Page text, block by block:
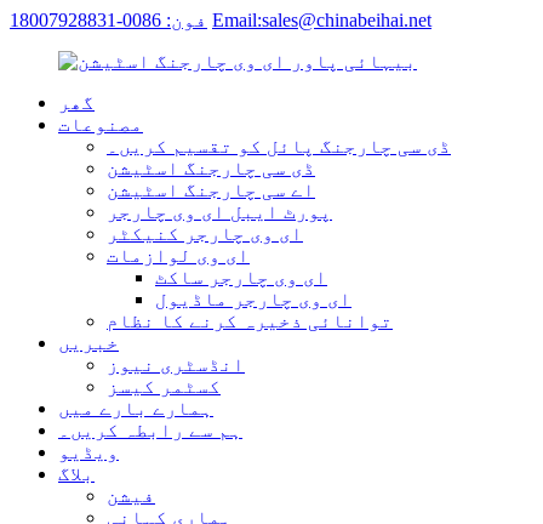
فون: 0086-18007928831 Email:sales@chinabeihai.net
گھر
مصنوعات
ڈی سی چارجنگ پائل کو تقسیم کریں۔
ڈی سی چارجنگ اسٹیشن
اے سی چارجنگ اسٹیشن
پورٹ ایبل ای وی چارجر
ای وی چارجر کنیکٹر
ای وی لوازمات
ای وی چارجر ساکٹ
ای وی چارجر ماڈیول
توانائی ذخیرہ کرنے کا نظام
خبریں
انڈسٹری نیوز
کسٹمر کیسز
ہمارے بارے میں
ہم سے رابطہ کریں۔
ویڈیو
بلاگ
فیشن
ہماری کہانی